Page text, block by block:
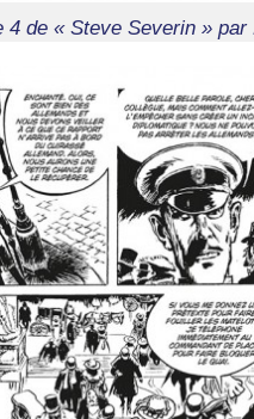
4 de « Steve Severin »